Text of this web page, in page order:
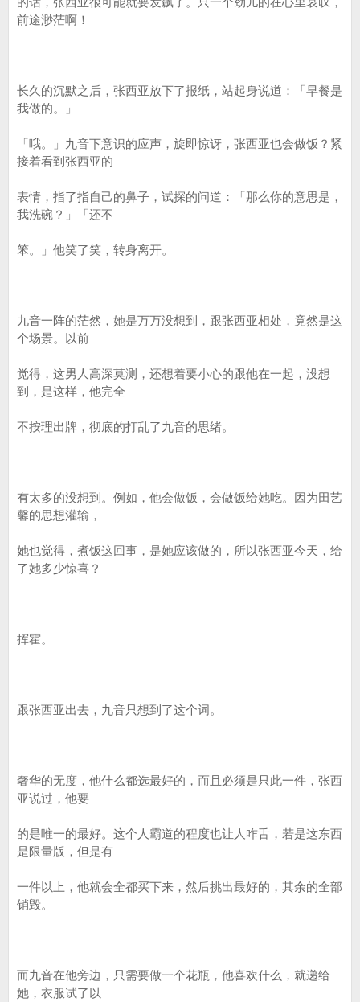
前途渺茫啊！
长久的沉默之后，张西亚放下了报纸，站起身说道：「早餐是
我做的。」
「哦。」九音下意识的应声，旋即惊讶，张西亚也会做饭？紧
接着看到张西亚的
表情，指了指自己的鼻子，试探的问道：「那么你的意思是，
我洗碗？」「还不
笨。」他笑了笑，转身离开。
九音一阵的茫然，她是万万没想到，跟张西亚相处，竟然是这
个场景。以前
觉得，这男人高深莫测，还想着要小心的跟他在一起，没想
到，是这样，他完全
不按理出牌，彻底的打乱了九音的思绪。
有太多的没想到。例如，他会做饭，会做饭给她吃。因为田艺
馨的思想灌输，
她也觉得，煮饭这回事，是她应该做的，所以张西亚今天，给
了她多少惊喜？
挥霍。
跟张西亚出去，九音只想到了这个词。
奢华的无度，他什么都选最好的，而且必须是只此一件，张西
亚说过，他要
的是唯一的最好。这个人霸道的程度也让人咋舌，若是这东西
是限量版，但是有
一件以上，他就会全都买下来，然后挑出最好的，其余的全部
销毁。
而九音在他旁边，只需要做一个花瓶，他喜欢什么，就递给
她，衣服试了以